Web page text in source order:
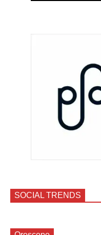
SOCIAL TRENDS